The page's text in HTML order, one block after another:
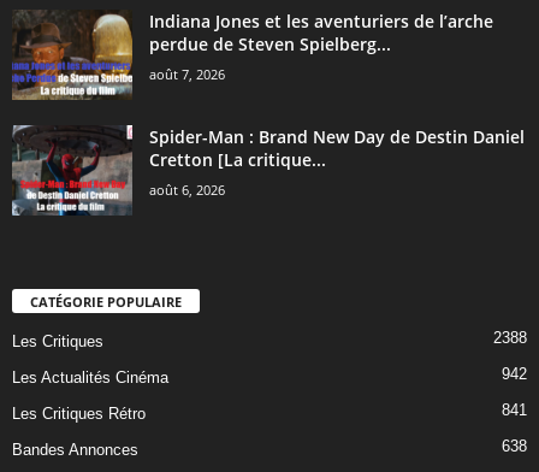
Indiana Jones et les aventuriers de l’arche
perdue de Steven Spielberg...
août 7, 2026
Spider-Man : Brand New Day de Destin Daniel
Cretton [La critique...
août 6, 2026
CATÉGORIE POPULAIRE
Les Critiques 2388
Les Actualités Cinéma 942
Les Critiques Rétro 841
Bandes Annonces 638